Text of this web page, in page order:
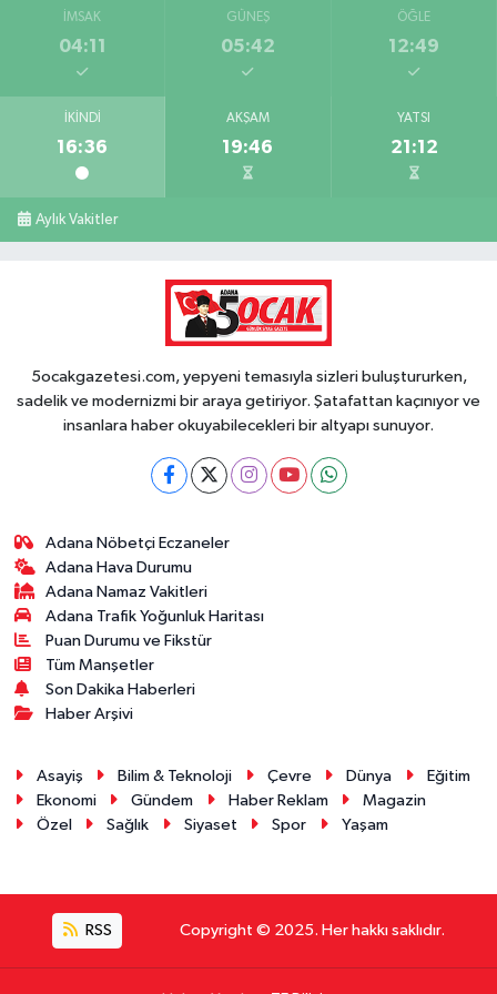
İMSAK
04:11
GÜNEŞ
05:42
ÖĞLE
12:49
İKINDI
16:36
AKŞAM
19:46
YATSI
21:12
Aylık Vakitler
5ocakgazetesi.com, yepyeni temasıyla sizleri buluştururken,
sadelik ve modernizmi bir araya getiriyor. Şatafattan kaçınıyor ve
insanlara haber okuyabilecekleri bir altyapı sunuyor.
Adana Nöbetçi Eczaneler
Adana Hava Durumu
Adana Namaz Vakitleri
Adana Trafik Yoğunluk Haritası
Puan Durumu ve Fikstür
Tüm Manşetler
Son Dakika Haberleri
Haber Arşivi
Asayiş Bilim & Teknoloji Çevre Dünya
Eğitim
Ekonomi
Gündem Haber Reklam
Magazin
Özel
Sağlık Siyaset Spor Yaşam
RSS Copyright © 2025. Her hakkı saklıdır.